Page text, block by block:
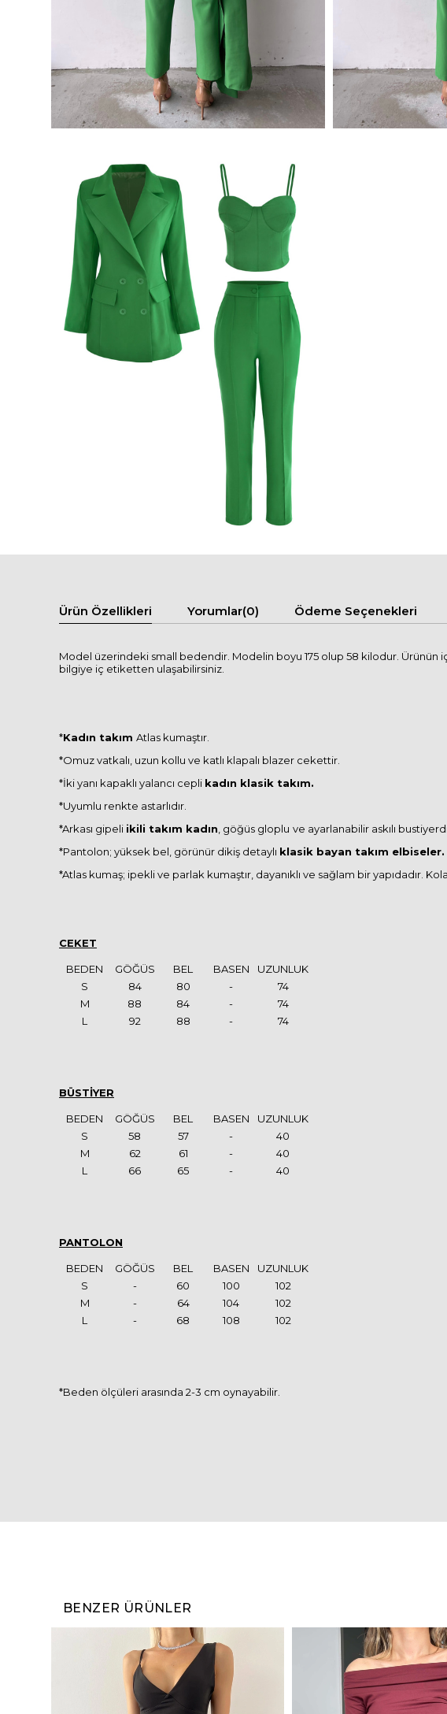
Ürün Özellikleri Yorumlar(0) Ödeme Seçenekleri
Model üzerindeki small bedendir. Modelin boyu 175 olup 58 kilodur.
bilgiye iç etiketten ulaşabilirsiniz.
*Kadın takım Atlas kumaştır.
*Omuz vatkalı, uzun kollu ve katlı klapalı blazer cekettir.
*İki yanı kapaklı yalancı cepli kadın klasik takım.
*Uyumlu renkte astarlıdır.
*Arkası gipeli ikili takım kadın, göğüs gloplu ve ayarlanabilir askılı
*Pantolon; yüksek bel, görünür dikiş detaylı klasik bayan takım elbiseler.
*Atlas kumaş; ipekli ve parlak kumaştır, dayanıklı ve sağlam bir yapıdadır.
CEKET
BEDEN GÖĞÜS BEL BASEN
UZUNLUK
S
84 80 -
74
M
88 84 -
74
L
92 88 - 74
BÜSTİYER
BEDEN GÖĞÜS BEL BASEN
UZUNLUK
S
58 57 -
40
M
62 61 -
40
L
66 65 - 40
PANTOLON
BEDEN GÖĞÜS BEL BASEN
UZUNLUK
S
- 60 100
102
M
- 64 104
102
L
- 68 108 102
*Beden ölçüleri arasında 2-3 cm oynayabilir.
BENZER ÜRÜNLER